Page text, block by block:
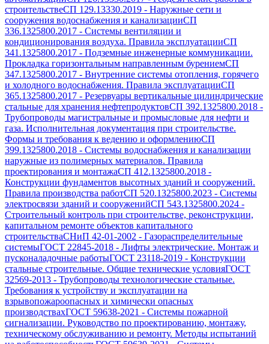
строительствеСП 129.13330.2019 - Наружные сети и
сооружения водоснабжения и канализацииСП
336.1325800.2017 - Системы вентиляции и
кондиционирования воздуха. Правила эксплуатацииСП
341.1325800.2017 - Подземные инженерные коммуникации.
Прокладка горизонтальным направленным бурениемСП
347.1325800.2017 - Внутренние системы отопления, горячего
и холодного водоснабжения. Правила эксплуатацииСП
365.1325800.2017 - Резервуары вертикальные цилиндрические
стальные для хранения нефтепродуктовСП 392.1325800.2018 -
Трубопроводы магистральные и промысловые для нефти и
газа. Исполнительная документация при строительстве.
Формы и требования к ведению и оформлениюСП
399.1325800.2018 - Системы водоснабжения и канализации
наружные из полимерных материалов. Правила
проектирования и монтажаСП 412.1325800.2018 -
Конструкции фундаментов высотных зданий и сооружений.
Правила производства работСП 520.1325800.2023 - Системы
электросвязи зданий и сооруженийСП 543.1325800.2024 -
Строительный контроль при строительстве, реконструкции,
капитальном ремонте объектов капитального
строительстваСНиП 42-01-2002 - Газораспределительные
системыГОСТ 22845-2018 - Лифты электрические. Монтаж и
пусконаладочные работыГОСТ 23118-2019 - Конструкции
стальные строительные. Общие технические условияГОСТ
32569-2013 - Трубопроводы технологические стальные.
Требования к устройству и эксплуатации на
взрывопожароопасных и химически опасных
производствахГОСТ 59638-2021 - Системы пожарной
сигнализации. Руководство по проектированию, монтажу,
техническому обслуживанию и ремонту. Методы испытаний